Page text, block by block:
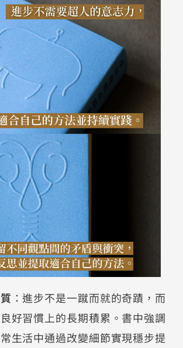
：進步不是一蹴而就的奇蹟，而
好習慣上的長期積累。書中強調
生活中通過改變細節實現穩步提